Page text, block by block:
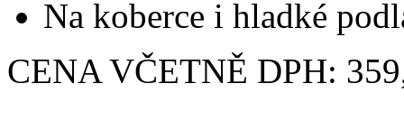
Na koberce i hladké
CENA VČETNĚ DPH: